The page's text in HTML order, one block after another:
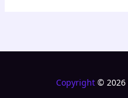
Copyright © 2026